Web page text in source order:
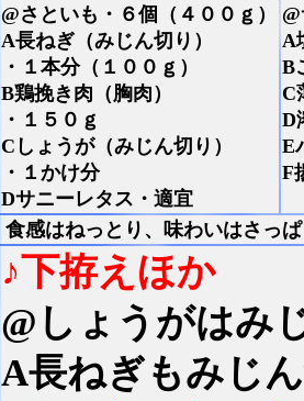
@さといも・６個（４００ｇ）
A長ねぎ（みじん切り）
・１本分（１００ｇ）
B鶏挽き肉（胸肉）
・１５０ｇ
Cしょうが（みじん切り）
・１かけ分
Dサニーレタス・適宜
A
B
C
D
E
F
食感はねっとり、味わいはさっ
♪下拵えほか
@しょうがはみ
A長ねぎもみじ